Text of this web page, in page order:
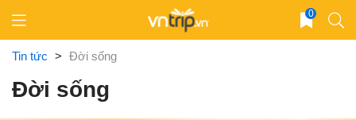
content
0
Tin tức > Đời sống
Đời sống